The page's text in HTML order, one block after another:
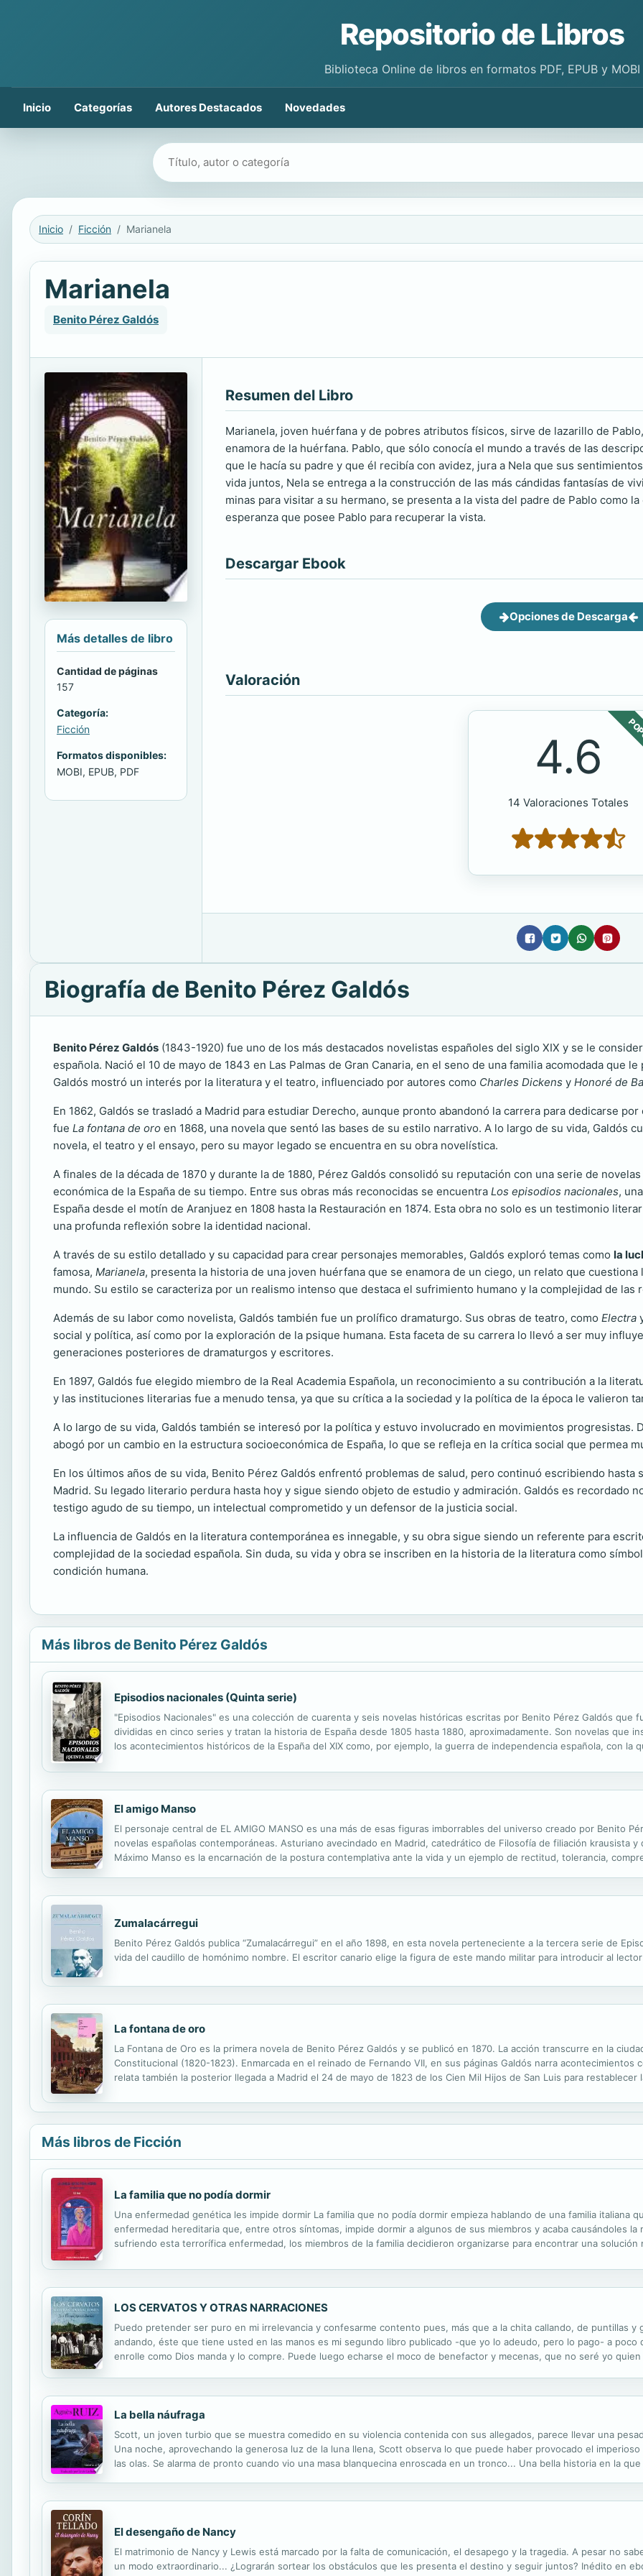
Repositorio de Libros
Biblioteca Online de libros en formatos PDF, EPUB y MOBI
Inicio Categorías Autores Destacados Novedades
Buscar libros
Inicio Ficción Marianela
Marianela
Benito Pérez Galdós
Más detalles de libro
Cantidad de páginas
157
Categoría:
Ficción
Formatos disponibles:
MOBI, EPUB, PDF
Resumen del Libro
Marianela, joven huérfana y de pobres atributos físicos, sirve de lazarillo de
enamora de la huérfana. Pablo, que sólo conocía el mundo a través de las
que le hacía su padre y que él recibía con avidez, jura a Nela que sus
vida juntos, Nela se entrega a la construcción de las más cándidas fantasías de
minas para visitar a su hermano, se presenta a la vista del padre de Pablo como
esperanza que posee Pablo para recuperar la vista.
Descargar Ebook
Opciones de Descarga
Valoración
4.6
14 Valoraciones Totales
Biografía de Benito Pérez Galdós
Benito Pérez Galdós (1843-1920) fue uno de los más destacados novelistas españoles del siglo XIX y se le
española. Nació el 10 de mayo de 1843 en Las Palmas de Gran Canaria, en el seno de una familia acomodada que
Galdós mostró un interés por la literatura y el teatro, influenciado por autores como Charles Dickens y Honoré de
En 1862, Galdós se trasladó a Madrid para estudiar Derecho, aunque pronto abandonó la carrera para dedicarse
fue La fontana de oro en 1868, una novela que sentó las bases de su estilo narrativo. A lo largo de su vida, Galdós
novela, el teatro y el ensayo, pero su mayor legado se encuentra en su obra novelística.
A finales de la década de 1870 y durante la de 1880, Pérez Galdós consolidó su reputación con una serie de
económica de la España de su tiempo. Entre sus obras más reconocidas se encuentra Los episodios nacionales,
España desde el motín de Aranjuez en 1808 hasta la Restauración en 1874. Esta obra no solo es un testimonio
una profunda reflexión sobre la identidad nacional.
A través de su estilo detallado y su capacidad para crear personajes memorables, Galdós exploró temas como la
famosa, Marianela, presenta la historia de una joven huérfana que se enamora de un ciego, un relato que
mundo. Su estilo se caracteriza por un realismo intenso que destaca el sufrimiento humano y la complejidad de las
Además de su labor como novelista, Galdós también fue un prolífico dramaturgo. Sus obras de teatro, como Electra
social y política, así como por la exploración de la psique humana. Esta faceta de su carrera lo llevó a ser muy
generaciones posteriores de dramaturgos y escritores.
En 1897, Galdós fue elegido miembro de la Real Academia Española, un reconocimiento a su contribución a la
y las instituciones literarias fue a menudo tensa, ya que su crítica a la sociedad y la política de la época le valieron
A lo largo de su vida, Galdós también se interesó por la política y estuvo involucrado en movimientos progresistas.
abogó por un cambio en la estructura socioeconómica de España, lo que se refleja en la crítica social que permea
En los últimos años de su vida, Benito Pérez Galdós enfrentó problemas de salud, pero continuó escribiendo
Madrid. Su legado literario perdura hasta hoy y sigue siendo objeto de estudio y admiración. Galdós es recordado
testigo agudo de su tiempo, un intelectual comprometido y un defensor de la justicia social.
La influencia de Galdós en la literatura contemporánea es innegable, y su obra sigue siendo un referente para
complejidad de la sociedad española. Sin duda, su vida y obra se inscriben en la historia de la literatura como
condición humana.
Más libros de Benito Pérez Galdós
Episodios nacionales (Quinta serie)
"Episodios Nacionales" es una colección de cuarenta y seis novelas históricas escritas por Benito Pérez Galdós que
divididas en cinco series y tratan la historia de España desde 1805 hasta 1880, aproximadamente. Son novelas que
los acontecimientos históricos de la España del XIX como, por ejemplo, la guerra de independencia española, con la
El amigo Manso
El personaje central de EL AMIGO MANSO es una más de esas figuras imborrables del universo creado por Benito
novelas españolas contemporáneas. Asturiano avecindado en Madrid, catedrático de Filosofía de filiación krausista
Máximo Manso es la encarnación de la postura contemplativa ante la vida y un ejemplo de rectitud, tolerancia,
Zumalacárregui
Benito Pérez Galdós publica “Zumalacárregui” en el año 1898, en esta novela perteneciente a la tercera serie de
vida del caudillo de homónimo nombre. El escritor canario elige la figura de este mando militar para introducir al
La fontana de oro
La Fontana de Oro es la primera novela de Benito Pérez Galdós y se publicó en 1870. La acción transcurre en la
Constitucional (1820-1823). Enmarcada en el reinado de Fernando VII, en sus páginas Galdós narra acontecimientos
relata también la posterior llegada a Madrid el 24 de mayo de 1823 de los Cien Mil Hijos de San Luis para restablecer
Más libros de Ficción
La familia que no podía dormir
Una enfermedad genética les impide dormir La familia que no podía dormir empieza hablando de una familia italiana
enfermedad hereditaria que, entre otros síntomas, impide dormir a algunos de sus miembros y acaba causándoles
sufriendo esta terrorífica enfermedad, los miembros de la familia decidieron organizarse para encontrar una solución
LOS CERVATOS Y OTRAS NARRACIONES
Puedo pretender ser puro en mi irrelevancia y confesarme contento pues, más que a la chita callando, de puntillas y
andando, éste que tiene usted en las manos es mi segundo libro publicado -que yo lo adeudo, pero lo pago- a poco
enrolle como Dios manda y lo compre. Puede luego echarse el moco de benefactor y mecenas, que no seré yo
La bella náufraga
Scott, un joven turbio que se muestra comedido en su violencia contenida con sus allegados, parece llevar una
Una noche, aprovechando la generosa luz de la luna llena, Scott observa lo que puede haber provocado el
las olas. Se alarma de pronto cuando vio una masa blanquecina enroscada en un tronco... Una bella historia en la
El desengaño de Nancy
El matrimonio de Nancy y Lewis está marcado por la falta de comunicación, el desapego y la tragedia. A pesar no
un modo extraordinario... ¿Lograrán sortear los obstáculos que les presenta el destino y seguir juntos? Inédito en